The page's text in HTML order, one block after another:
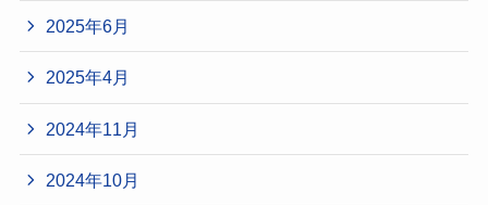
2025年6月
2025年4月
2024年11月
2024年10月